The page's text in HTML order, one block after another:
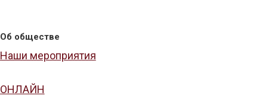
Об обществе
Наши мероприятия
ОНЛАЙН